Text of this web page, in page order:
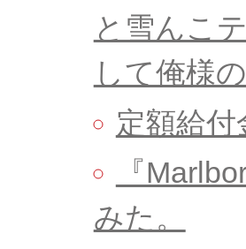
と雪んこ
して俺様
定額給
『
みた。